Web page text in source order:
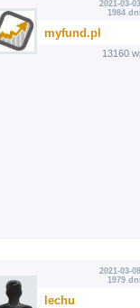
2021-03-
1984
myfund.pl
13160
2021-03-
1979
lechu